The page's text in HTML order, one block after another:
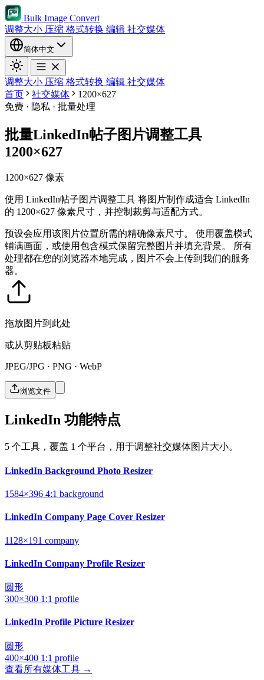
Bulk Image Convert
调整大小 压缩 格式转换 编辑 社交媒体
简体中文
调整大小 压缩 格式转换 编辑 社交媒体
首页
社交媒体
1200×627
免费 · 隐私 · 批量处理
批量LinkedIn帖子图片调整工具
1200×627
1200×627 像素
使用 LinkedIn帖子图片调整工具 将图片制作成适合 LinkedIn
的 1200×627 像素尺寸，并控制裁剪与适配方式。
预设会应用该图片位置所需的精确像素尺寸。 使用覆盖模式
铺满画面，或使用包含模式保留完整图片并填充背景。
所有
处理都在您的浏览器本地完成，图片不会上传到我们的服务
器。
拖放图片到此处
或从剪贴板粘贴
JPEG/JPG · PNG · WebP
浏览文件
LinkedIn 功能特点
5 个工具，覆盖 1 个平台，用于调整社交媒体图片大小。
LinkedIn Background Photo Resizer
1584×396 4:1 background
LinkedIn Company Page Cover Resizer
1128×191 company
LinkedIn Company Profile Resizer
圆形
300×300 1:1 profile
LinkedIn Profile Picture Resizer
圆形
400×400 1:1 profile
查看所有媒体工具 →